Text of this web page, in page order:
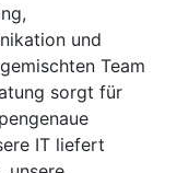
und
Team
sorgt für
IT liefert